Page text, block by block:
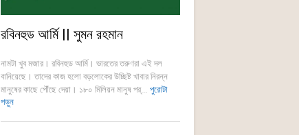
রবিনহুড আর্মি || সুমন রহমান
নামটা খুব মজার। রবিনহুড আর্মি। ভারতের তরুণরা এই দল
বানিয়েছে। তাদের কাজ হলো বড়লোকের উচ্ছিষ্ট খাবার নিরন্ন
মানুষের কাছে পৌঁছে দেয়া। ১৮০ মিলিয়ন মানুষ পর্... পুরোটা
পড়ুন